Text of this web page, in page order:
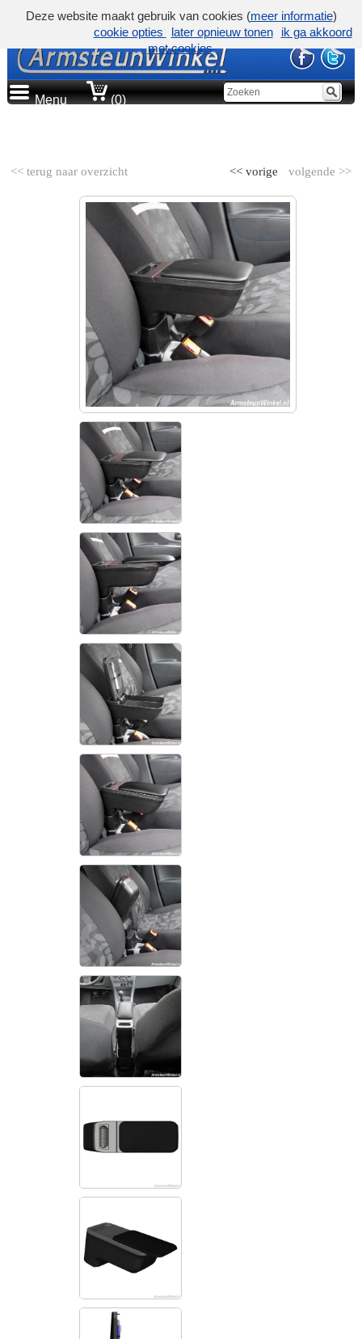
Menu (0)
<< terug naar overzicht volgende >>
<< vorige
Deze website maakt gebruik van cookies (meer informatie)
cookie opties
later opnieuw tonen
ik ga akkoord
met cookies